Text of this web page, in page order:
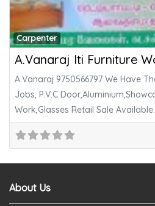
Carpenter
A.Vanaraj Iti Furniture
A.Vanaraj 9750566797 We Have
Jobs, P.V.C
Work,Glasses Retail Sale Available.
About Us